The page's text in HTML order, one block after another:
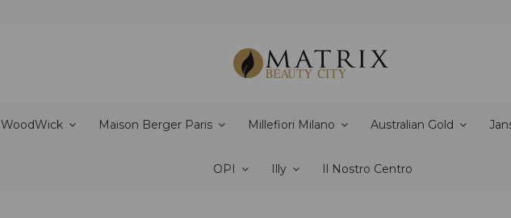
WoodWick Maison Berger Paris Millefiori Milano Australian Gold
OPI Illy Il Nostro Centro